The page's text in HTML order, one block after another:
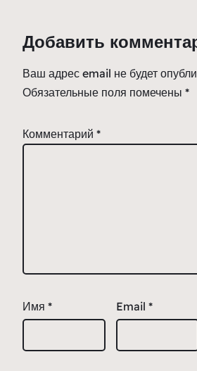
Добавить
Ваш адрес email не будет
Обязательные поля помечены *
Комментарий *
Имя * Email *